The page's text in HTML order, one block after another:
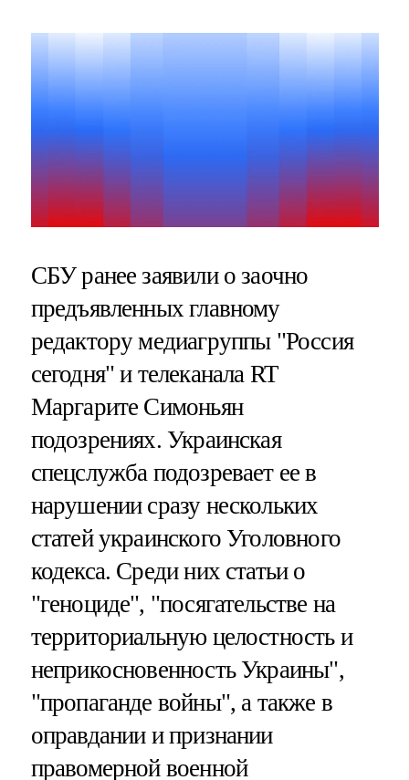
СБУ ранее заявили о заочно
предъявленных главному
редактору медиагруппы "Россия
сегодня" и телеканала RT
Маргарите Симоньян
подозрениях. Украинская
спецслужба подозревает ее в
нарушении сразу нескольких
статей украинского Уголовного
кодекса. Среди них статьи о
"геноциде", "посягательстве на
территориальную целостность и
неприкосновенность Украины",
"пропаганде войны", а также в
оправдании и признании
правомерной военной